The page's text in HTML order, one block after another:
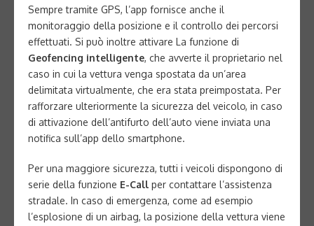
Sempre tramite GPS, l’app fornisce anche il
monitoraggio della posizione e il controllo dei percorsi
effettuati. Si può inoltre attivare La funzione di
Geofencing intelligente, che avverte il proprietario nel
caso in cui la vettura venga spostata da un’area
delimitata virtualmente, che era stata preimpostata. Per
rafforzare ulteriormente la sicurezza del veicolo, in caso
di attivazione dell’antifurto dell’auto viene inviata una
notifica sull’app dello smartphone.
Per una maggiore sicurezza, tutti i veicoli dispongono di
serie della funzione E-Call per contattare l’assistenza
stradale. In caso di emergenza, come ad esempio
l’esplosione di un airbag, la posizione della vettura viene